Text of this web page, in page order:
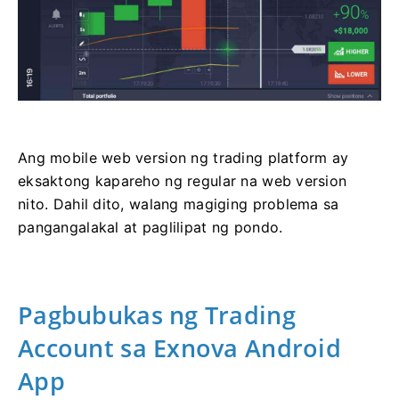
Ang mobile web version ng trading platform ay
eksaktong kapareho ng regular na web version
nito. Dahil dito, walang magiging problema sa
pangangalakal at paglilipat ng pondo.
Pagbubukas ng Trading
Account sa Exnova Android
App